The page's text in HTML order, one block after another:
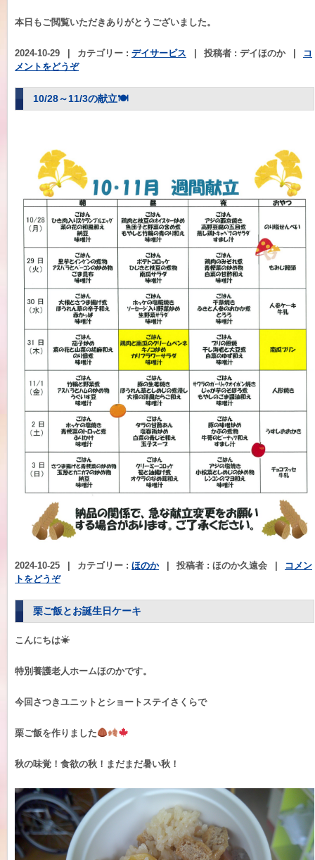
本日もご閲覧いただきありがとうございました。
2024-10-29 カテゴリー : デイサービス 投稿者 : デイほのか
コ
メントをどうぞ
10/28～11/3の献立🍽
2024-10-25 カテゴリー : ほのか 投稿者 : ほのか久遠会
コメン
トをどうぞ
栗ご飯とお誕生日ケーキ
こんにちは☀
特別養護老人ホームほのかです。
今回さつきユニットとショートステイさくらで
栗ご飯を作りました
秋の味覚！食欲の秋！まだまだ暑い秋！